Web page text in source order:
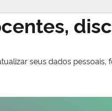
seus dados pessoais,